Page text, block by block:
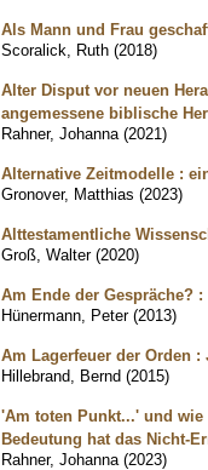
Als Mann und Frau
Scoralick, Ruth (2018)
Alter Disput vor neuen
angemessene biblische
Rahner, Johanna (2021)
Alternative Zeitmodelle :
Gronover, Matthias (2023)
Alttestamentliche
Groß, Walter (2020)
Am Ende der Gespräche?
Hünermann, Peter (2013)
Am Lagerfeuer der Orden
Hillebrand, Bernd (2015)
'Am toten Punkt...' und
Bedeutung hat das Nicht-
Rahner, Johanna (2023)